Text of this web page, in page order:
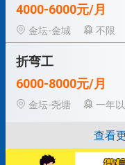
4000-6000元/月
金坛-金城
不限
折弯工
6000-8000元/月
金坛-尧塘
一年
查看